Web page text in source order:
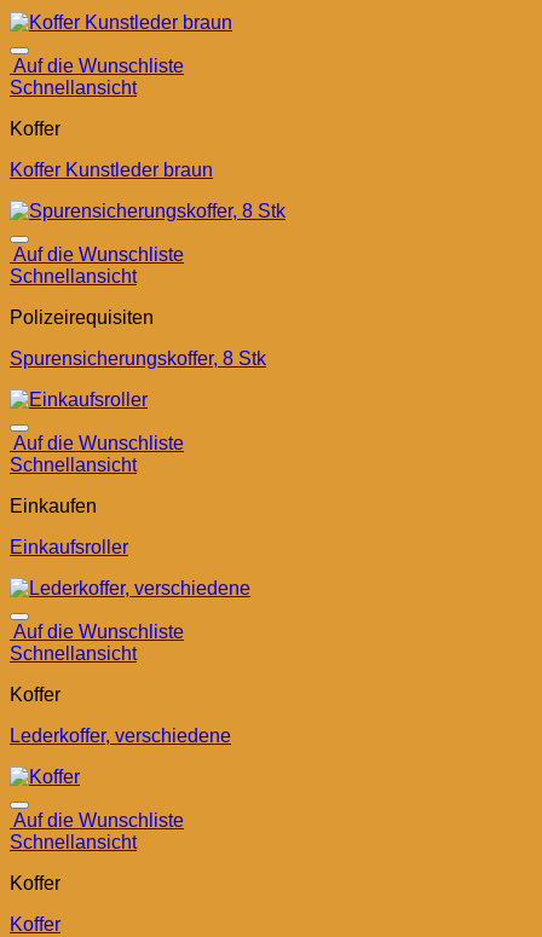
Auf die Wunschliste
Schnellansicht
Koffer
Koffer Kunstleder braun
Auf die Wunschliste
Schnellansicht
Polizeirequisiten
Spurensicherungskoffer, 8 Stk
Auf die Wunschliste
Schnellansicht
Einkaufen
Einkaufsroller
Auf die Wunschliste
Schnellansicht
Koffer
Lederkoffer, verschiedene
Auf die Wunschliste
Schnellansicht
Koffer
Koffer